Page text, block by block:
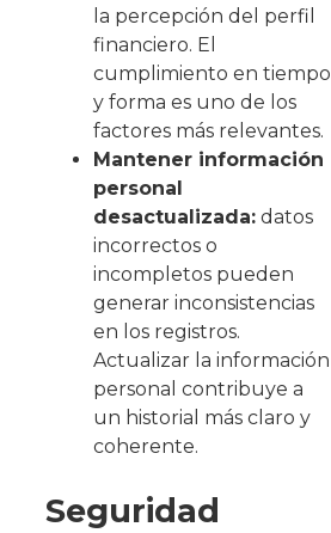
la percepción del perfil
financiero. El
cumplimiento en tiempo
y forma es uno de los
factores más relevantes.
Mantener información
personal
desactualizada: datos
incorrectos o
incompletos pueden
generar inconsistencias
en los registros.
Actualizar la información
personal contribuye a
un historial más claro y
coherente.
Seguridad